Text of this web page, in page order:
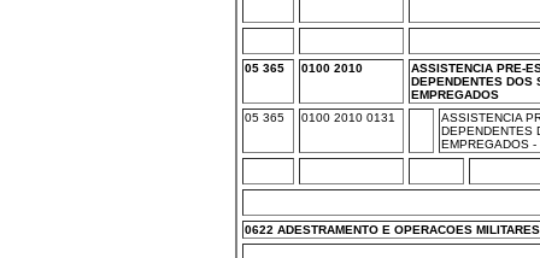
05 365 0100 2010
ASSISTENCIA PRE-
DEPENDENTES DOS
EMPREGADOS
05 365
0100 2010 0131
ASSISTENCIA
DEPENDENTES
EMPREGADOS -
0622 ADESTRAMENTO E OPERACOES